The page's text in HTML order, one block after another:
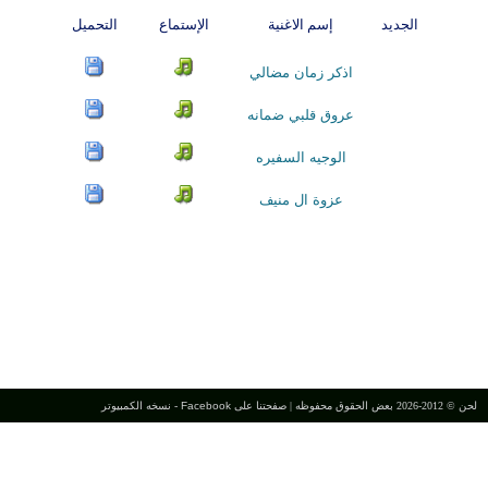
الجديد إسم الاغنية الإستماع التحميل
اذكر زمان مضالي
عروق قلبي ضمانه
الوجيه السفيره
عزوة ال منيف
لحن © 2012-2026 بعض الحقوق محفوظه | صفحتنا على Facebook - نسخه الكمبيوتر